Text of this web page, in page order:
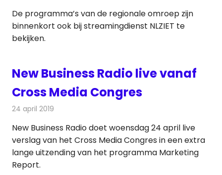
De programma’s van de regionale omroep zijn
binnenkort ook bij streamingdienst NLZIET te
bekijken.
New Business Radio live vanaf
Cross Media Congres
24 april 2019
New Business Radio doet woensdag 24 april live
verslag van het Cross Media Congres in een extra
lange uitzending van het programma Marketing
Report.